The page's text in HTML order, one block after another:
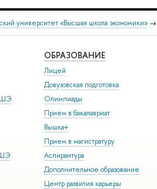
университет «Высшая школа экономики» →
ОБРАЗОВАНИЕ
Лицей
Довузовская подготовка
Олимпиады
Прием в бакалавриат
Вышка+
Прием в магистратуру
Аспирантура
Дополнительное образование
Центр развития карьеры